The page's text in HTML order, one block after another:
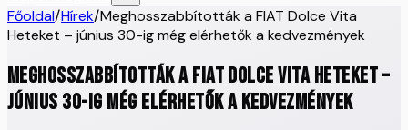
Főoldal/Hírek/Meghosszabbították a FIAT Dolce Vita
Heteket – június 30-ig még elérhetők a kedvezmények
Meghosszabbították a FIAT Dolce Vita Heteket –
június 30-ig még elérhetők a kedvezmények